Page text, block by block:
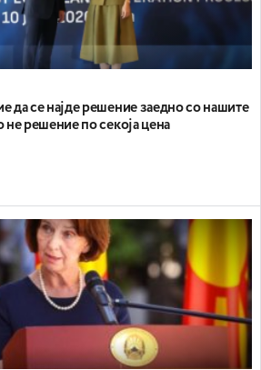
да се најде решение заедно со нашите
не решение по секоја цена